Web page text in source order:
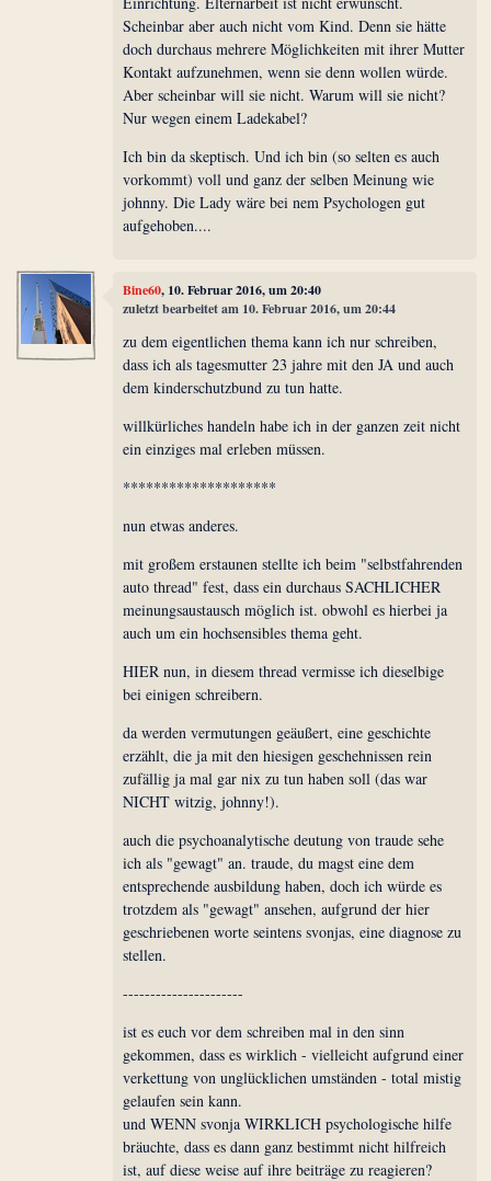
Scheinbar aber auch nicht vom Kind. Denn sie hätte
doch durchaus mehrere Möglichkeiten mit ihrer Mutter
Kontakt aufzunehmen, wenn sie denn wollen würde.
Aber scheinbar will sie nicht. Warum will sie nicht?
Nur wegen einem Ladekabel?
Ich bin da skeptisch. Und ich bin (so selten es auch
vorkommt) voll und ganz der selben Meinung wie
johnny. Die Lady wäre bei nem Psychologen gut
aufgehoben....
Bine60, 10. Februar 2016, um 20:40
zuletzt bearbeitet am 10. Februar 2016, um 20:44
zu dem eigentlichen thema kann ich nur schreiben,
dass ich als tagesmutter 23 jahre mit den JA und auch
dem kinderschutzbund zu tun hatte.
willkürliches handeln habe ich in der ganzen zeit nicht
ein einziges mal erleben müssen.
********************
nun etwas anderes.
mit großem erstaunen stellte ich beim "selbstfahrenden
auto thread" fest, dass ein durchaus SACHLICHER
meinungsaustausch möglich ist. obwohl es hierbei ja
auch um ein hochsensibles thema geht.
HIER nun, in diesem thread vermisse ich dieselbige
bei einigen schreibern.
da werden vermutungen geäußert, eine geschichte
erzählt, die ja mit den hiesigen geschehnissen rein
zufällig ja mal gar nix zu tun haben soll (das war
NICHT witzig, johnny!).
auch die psychoanalytische deutung von traude sehe
ich als "gewagt" an. traude, du magst eine dem
entsprechende ausbildung haben, doch ich würde es
trotzdem als "gewagt" ansehen, aufgrund der hier
geschriebenen worte seintens svonjas, eine diagnose zu
stellen.
----------------------
ist es euch vor dem schreiben mal in den sinn
gekommen, dass es wirklich - vielleicht aufgrund einer
verkettung von unglücklichen umständen - total mistig
gelaufen sein kann.
und WENN svonja WIRKLICH psychologische hilfe
bräuchte, dass es dann ganz bestimmt nicht hilfreich
ist, auf diese weise auf ihre beiträge zu reagieren?